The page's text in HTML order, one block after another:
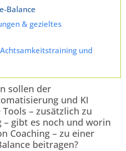
Balance
& gezieltes
und
sollen der
und KI
– zusätzlich zu
gibt es noch und worin
Coaching – zu einer
beitragen?